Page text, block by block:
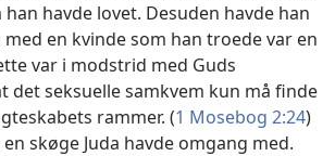
han havde lovet. Desuden havde han
en kvinde som han troede var en
var i modstrid med Guds
det seksuelle samkvem kun må finde
rammer. (1 Mosebog 2:24)
skøge Juda havde omgang med.